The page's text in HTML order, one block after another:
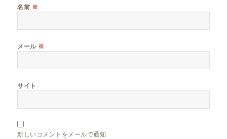
名前 ※
メール ※
サイト
新しいコメントをメールで通知